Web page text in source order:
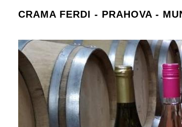
CRAMA FERDI - PRAHOVA -